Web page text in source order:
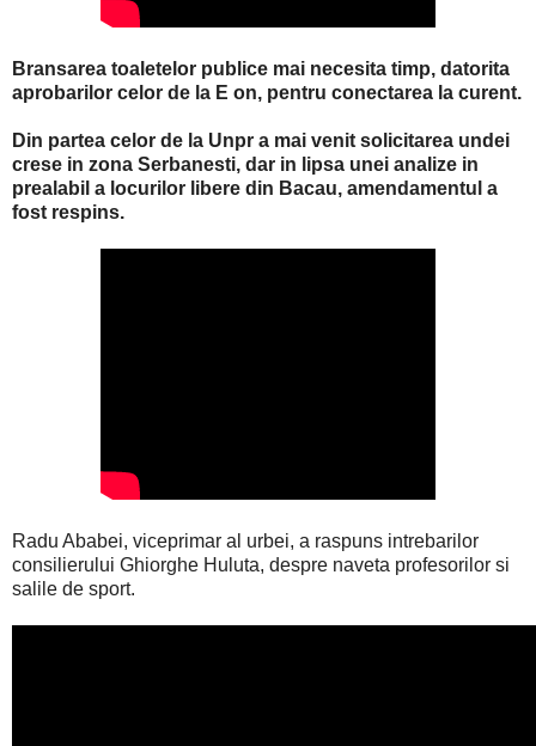
Bransarea toaletelor publice mai necesita timp, datorita
aprobarilor celor de la E on, pentru conectarea la curent.
Din partea celor de la Unpr a mai venit solicitarea undei
crese in zona Serbanesti, dar in lipsa unei analize in
prealabil a locurilor libere din Bacau, amendamentul a
fost respins.
Radu Ababei, viceprimar al urbei, a raspuns intrebarilor
consilierului Ghiorghe Huluta, despre naveta profesorilor si
salile de sport.